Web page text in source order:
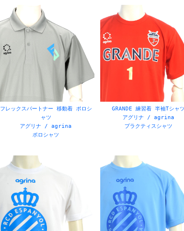
サッカージャンキー / SJ
ヒュブシュ / hubsch
Tシャツ
ビブス
バスケットボールユニフォーム
ネイビー
イエロー
ピンク
フレックスパートナー 移動着 ポロシ
ャツ
アグリナ / agrina
ポロシャツ
GRANDE 練習着 半袖Tシャツ
アグリナ / agrina
プラクティスシャツ